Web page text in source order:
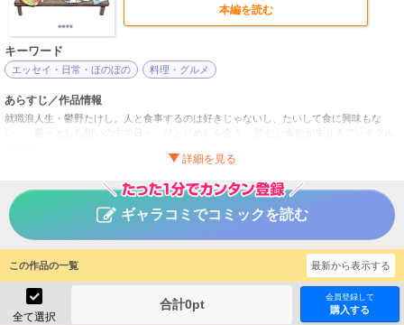
本編を読む
キーワード
エッセイ・日常・ほのぼの 料理・グルメ
あらすじ／作品情報
就職浪人生・鬱野たけし。人と食事するのは好きじゃないし、たいして食に興味もな
施川ユウキ
出版社 秋田書店
ギャラコミでコミックを読む
この作品の一覧
全て選択
合計0pt 会員登録して
購入する
最新から表示する